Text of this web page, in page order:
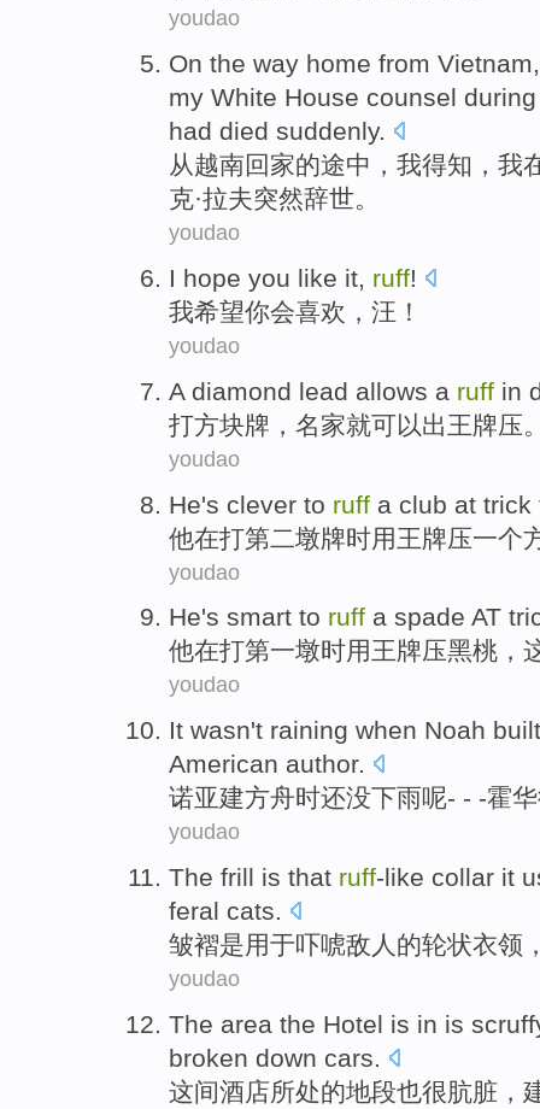
youdao
On the way home from Vietnam
my White House counsel during
had died suddenly.
从越南回家的途中 ， 我得知 ， 我
克·拉夫突然辞世。
youdao
I hope you like it, ruff!
我希望你会喜欢 ， 汪 ！
youdao
A diamond lead allows a ruff in
打方块牌，名家就可以出王牌压
youdao
He's clever to ruff a club at trick
他在打第二墩牌时用王牌压一个
youdao
He's smart to ruff a spade AT
他在打第一墩时用王牌压黑桃 ，
youdao
It wasn't raining when Noah built
American author.
诺亚建方舟时还没下雨呢- - -霍华
youdao
The frill is that ruff-like collar it
feral cats.
皱褶是用于吓唬敌人 的轮状衣领
youdao
The area the Hotel is in is
broken down cars.
这间酒店所处的地段也很肮脏，